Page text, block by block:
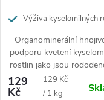
Výživa kyselomilných
Organominerální
podporu kvetení
rostlin jako jsou
hortenzie, azalky, a
129
Kč
Měrná
cena:
129 Kč
/ 1 kg